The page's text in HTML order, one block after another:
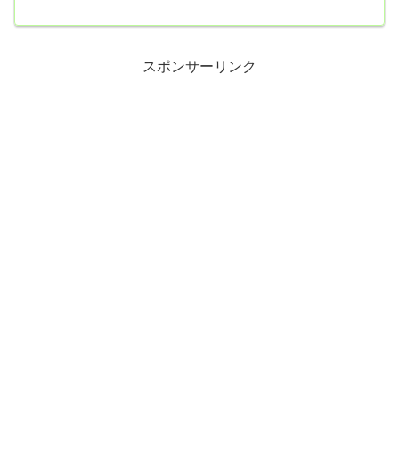
ラーメンの大盛り、お腹いっぱい食べたい～。
スポンサーリンク